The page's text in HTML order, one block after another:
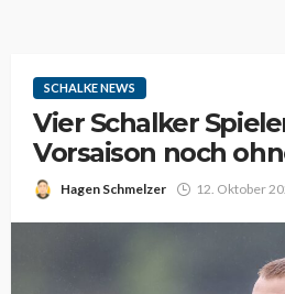
SCHALKE NEWS
Vier Schalker
Vorsaison noch
Hagen Schmelzer 12. Oktober